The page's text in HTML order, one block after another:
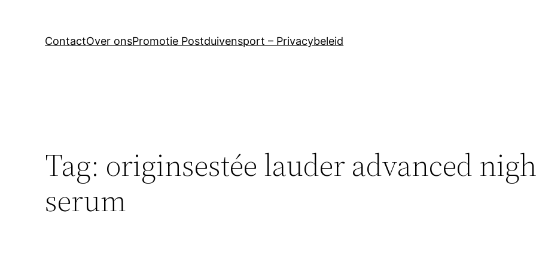
ContactOver onsPromotie Postduivensport – Privacybeleid
Tag: originsestée lauder advanced
serum